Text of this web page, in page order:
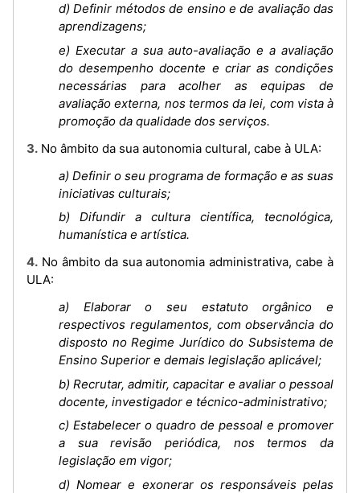
d) Definir métodos de ensino e de avaliação das
aprendizagens;
e) Executar a sua auto-avaliação e a avaliação
do desempenho docente e criar as condições
necessárias para acolher as equipas de
avaliação externa, nos termos da lei, com vista à
promoção da qualidade dos serviços.
3. No âmbito da sua autonomia cultural, cabe à ULA:
a) Definir o seu programa de formação e as suas
iniciativas culturais;
b) Difundir a cultura científica, tecnológica,
humanística e artística.
4. No âmbito da sua autonomia administrativa, cabe à
ULA:
a) Elaborar o seu estatuto orgânico e
respectivos regulamentos, com observância do
disposto no Regime Jurídico do Subsistema de
Ensino Superior e demais legislação aplicável;
b) Recrutar, admitir, capacitar e avaliar o pessoal
docente, investigador e técnico-administrativo;
c) Estabelecer o quadro de pessoal e promover
a sua revisão periódica, nos termos da
legislação em vigor;
d) Nomear e exonerar os responsáveis pelas